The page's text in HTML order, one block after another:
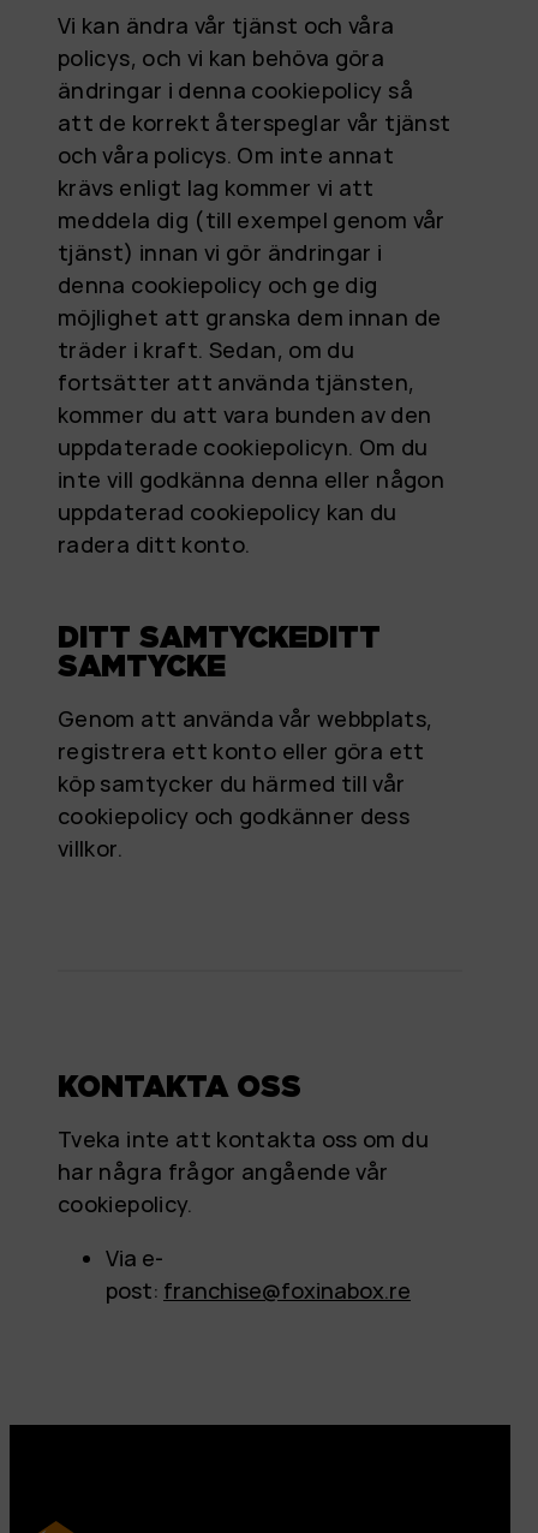
Vi kan ändra vår tjänst och våra
policys, och vi kan behöva göra
ändringar i denna cookiepolicy så
att de korrekt återspeglar vår tjänst
och våra policys. Om inte annat
krävs enligt lag kommer vi att
meddela dig (till exempel genom vår
tjänst) innan vi gör ändringar i
denna cookiepolicy och ge dig
möjlighet att granska dem innan de
träder i kraft. Sedan, om du
fortsätter att använda tjänsten,
kommer du att vara bunden av den
uppdaterade cookiepolicyn. Om du
inte vill godkänna denna eller någon
uppdaterad cookiepolicy kan du
radera ditt konto.
DITT SAMTYCKEDITT
SAMTYCKE
Genom att använda vår webbplats,
registrera ett konto eller göra ett
köp samtycker du härmed till vår
cookiepolicy och godkänner dess
villkor.
KONTAKTA OSS
Tveka inte att kontakta oss om du
har några frågor angående vår
cookiepolicy.
Via e-
post: franchise@foxinabox.re